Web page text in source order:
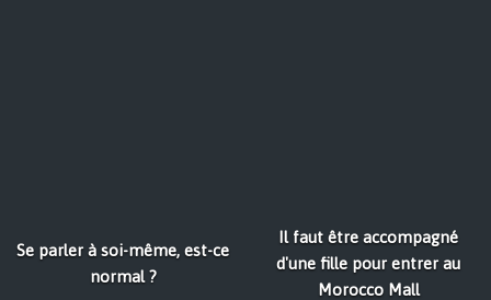
Se parler à soi-même, est-ce
normal ?
Il faut être accompagné
d'une fille pour entrer au
Morocco Mall